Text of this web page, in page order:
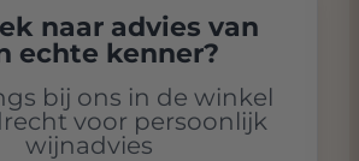
naar advies van
echte kenner?
bij ons in de winkel
voor persoonlijk
wijnadvies